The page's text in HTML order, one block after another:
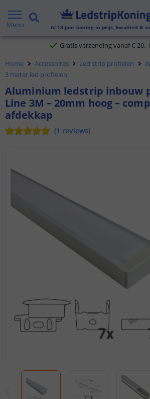
Menu Al 13 jaar koning in prijs, kwaliteit &
5 jaar garantie
Gratis verzending vanaf € 20,-
Home Accessoires Led strip profielen
3 meter led profielen
Aluminium ledstrip inbouw
Line 3M – 20mm hoog –
afdekkap
(1 reviews)